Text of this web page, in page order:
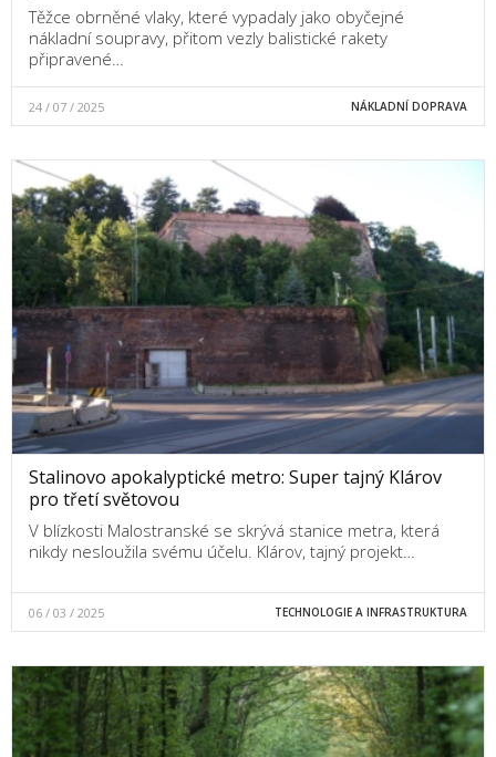
Těžce obrněné vlaky, které vypadaly jako obyčejné
nákladní soupravy, přitom vezly balistické rakety
připravené…
24 / 07 / 2025 NÁKLADNÍ DOPRAVA
Stalinovo apokalyptické metro: Super tajný Klárov
pro třetí světovou
V blízkosti Malostranské se skrývá stanice metra, která
nikdy nesloužila svému účelu. Klárov, tajný projekt…
06 / 03 / 2025 TECHNOLOGIE A INFRASTRUKTURA